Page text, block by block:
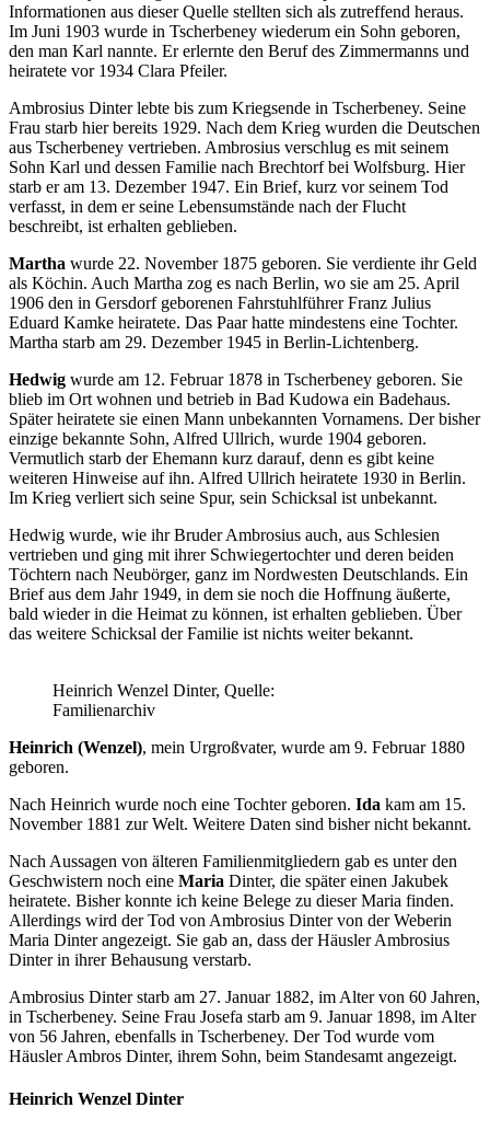
Informationen aus dieser Quelle stellten sich als zutreffend heraus.
Im Juni 1903 wurde in Tscherbeney wiederum ein Sohn geboren,
den man Karl nannte. Er erlernte den Beruf des Zimmermanns und
heiratete vor 1934 Clara Pfeiler.
Ambrosius Dinter lebte bis zum Kriegsende in Tscherbeney. Seine
Frau starb hier bereits 1929. Nach dem Krieg wurden die Deutschen
aus Tscherbeney vertrieben. Ambrosius verschlug es mit seinem
Sohn Karl und dessen Familie nach Brechtorf bei Wolfsburg. Hier
starb er am 13. Dezember 1947. Ein Brief, kurz vor seinem Tod
verfasst, in dem er seine Lebensumstände nach der Flucht
beschreibt, ist erhalten geblieben.
Martha wurde 22. November 1875 geboren. Sie verdiente ihr Geld
als Köchin. Auch Martha zog es nach Berlin, wo sie am 25. April
1906 den in Gersdorf geborenen Fahrstuhlführer Franz Julius
Eduard Kamke heiratete. Das Paar hatte mindestens eine Tochter.
Martha starb am 29. Dezember 1945 in Berlin-Lichtenberg.
Hedwig wurde am 12. Februar 1878 in Tscherbeney geboren. Sie
blieb im Ort wohnen und betrieb in Bad Kudowa ein Badehaus.
Später heiratete sie einen Mann unbekannten Vornamens. Der bisher
einzige bekannte Sohn, Alfred Ullrich, wurde 1904 geboren.
Vermutlich starb der Ehemann kurz darauf, denn es gibt keine
weiteren Hinweise auf ihn. Alfred Ullrich heiratete 1930 in Berlin.
Im Krieg verliert sich seine Spur, sein Schicksal ist unbekannt.
Hedwig wurde, wie ihr Bruder Ambrosius auch, aus Schlesien
vertrieben und ging mit ihrer Schwiegertochter und deren beiden
Töchtern nach Neubörger, ganz im Nordwesten Deutschlands. Ein
Brief aus dem Jahr 1949, in dem sie noch die Hoffnung äußerte,
bald wieder in die Heimat zu können, ist erhalten geblieben. Über
das weitere Schicksal der Familie ist nichts weiter bekannt.
Heinrich Wenzel Dinter, Quelle:
Familienarchiv
Heinrich (Wenzel), mein Urgroßvater, wurde am 9. Februar 1880
geboren.
Nach Heinrich wurde noch eine Tochter geboren. Ida kam am 15.
November 1881 zur Welt. Weitere Daten sind bisher nicht bekannt.
Nach Aussagen von älteren Familienmitgliedern gab es unter den
Geschwistern noch eine Maria Dinter, die später einen Jakubek
heiratete. Bisher konnte ich keine Belege zu dieser Maria finden.
Allerdings wird der Tod von Ambrosius Dinter von der Weberin
Maria Dinter angezeigt. Sie gab an, dass der Häusler Ambrosius
Dinter in ihrer Behausung verstarb.
Ambrosius Dinter starb am 27. Januar 1882, im Alter von 60 Jahren,
in Tscherbeney. Seine Frau Josefa starb am 9. Januar 1898, im Alter
von 56 Jahren, ebenfalls in Tscherbeney. Der Tod wurde vom
Häusler Ambros Dinter, ihrem Sohn, beim Standesamt angezeigt.
Heinrich Wenzel Dinter